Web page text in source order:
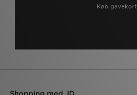
Køb gavekort
Shopping med JD